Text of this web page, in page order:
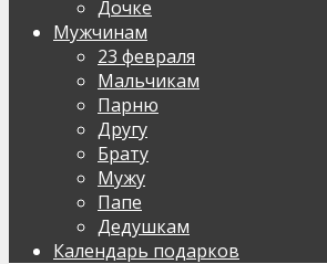
Дочке
Мужчинам
23 февраля
Мальчикам
Парню
Другу
Брату
Мужу
Папе
Дедушкам
Календарь подарков